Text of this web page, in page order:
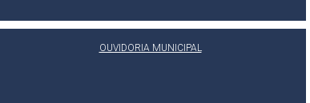
OUVIDORIA MUNICIPAL